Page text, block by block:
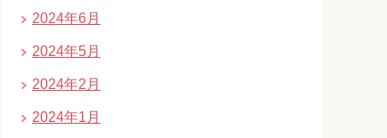
2024年6月
2024年5月
2024年2月
2024年1月